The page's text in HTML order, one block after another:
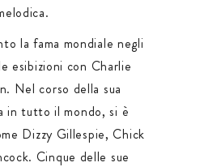
la fama mondiale negli
esibizioni con Charlie
Nel corso della sua
in tutto il mondo, si è
Dizzy Gillespie, Chick
Cinque delle sue